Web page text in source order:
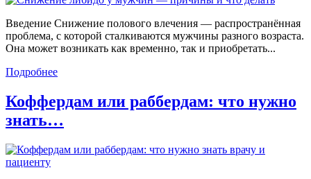
Введение Снижение полового влечения — распространённая
проблема, с которой сталкиваются мужчины разного возраста.
Она может возникать как временно, так и приобретать...
Подробнее
Коффердам или раббердам: что нужно
знать…